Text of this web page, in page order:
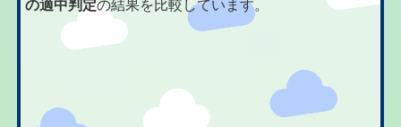
の適中判定の結果を比較しています。